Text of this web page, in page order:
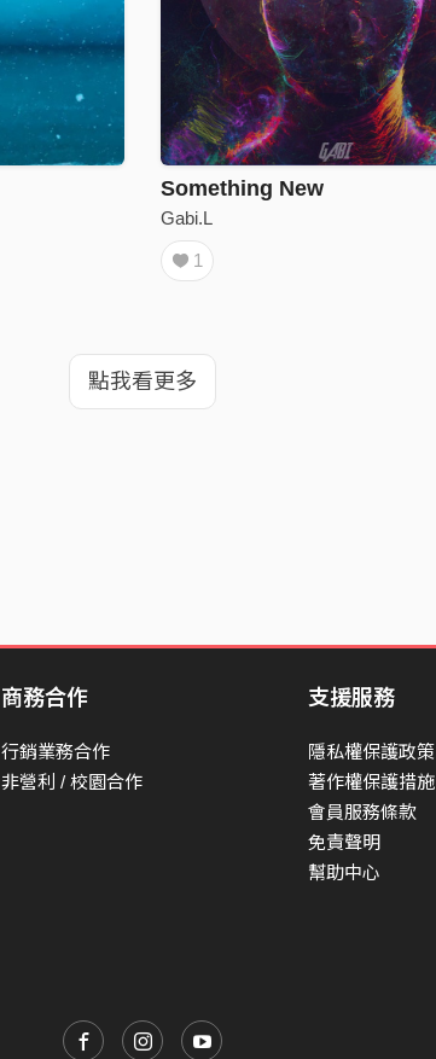
Something New
Gabi.L
1
點我看更多
商務合作
行銷業務合作
非營利 / 校園合作
支援服務
隱私權保護政策
著作權保護措施
會員服務條款
免責聲明
幫助中心